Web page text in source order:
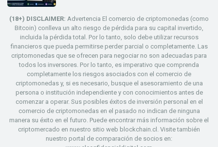
(18+) DISCLAIMER: Advertencia El comercio de criptomonedas (como
Bitcoin) conlleva un alto riesgo de pérdida para su capital invertido,
incluida la pérdida total. Por lo tanto, solo debe utilizar recursos
financieros que pueda permitirse perder parcial o completamente. Las
criptomonedas que se ofrecen para negociar no son adecuadas para
todos los inversores. Por lo tanto, es imperativo que comprenda
completamente los riesgos asociados con el comercio de
criptomonedas y, si es necesario, busque el asesoramiento de una
persona o institución independiente y con conocimientos antes de
comenzar a operar. Sus posibles éxitos de inversión personal en el
comercio de criptomonedas en el pasado no indican de ninguna
manera su éxito en el futuro. Puede encontrar más información sobre el
criptomercado en nuestro sitio web blockchain.cl. Visite también
nuestro portal de comparación de socios en: